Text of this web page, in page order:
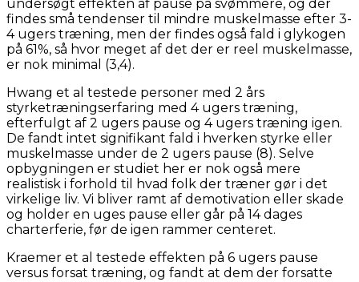
undersøgt effekten af pause på svømmere, og der
findes små tendenser til mindre muskelmasse efter 3-
4 ugers træning, men der findes også fald i glykogen
på 61%, så hvor meget af det der er reel muskelmasse,
er nok minimal (3,4).
Hwang et al testede personer med 2 års
styrketræningserfaring med 4 ugers træning,
efterfulgt af 2 ugers pause og 4 ugers træning igen.
De fandt intet signifikant fald i hverken styrke eller
muskelmasse under de 2 ugers pause (8). Selve
opbygningen er studiet her er nok også mere
realistisk i forhold til hvad folk der træner gør i det
virkelige liv. Vi bliver ramt af demotivation eller skade
og holder en uges pause eller går på 14 dages
charterferie, før de igen rammer centeret.
Kraemer et al testede effekten på 6 ugers pause
versus forsat træning, og fandt at dem der forsatte